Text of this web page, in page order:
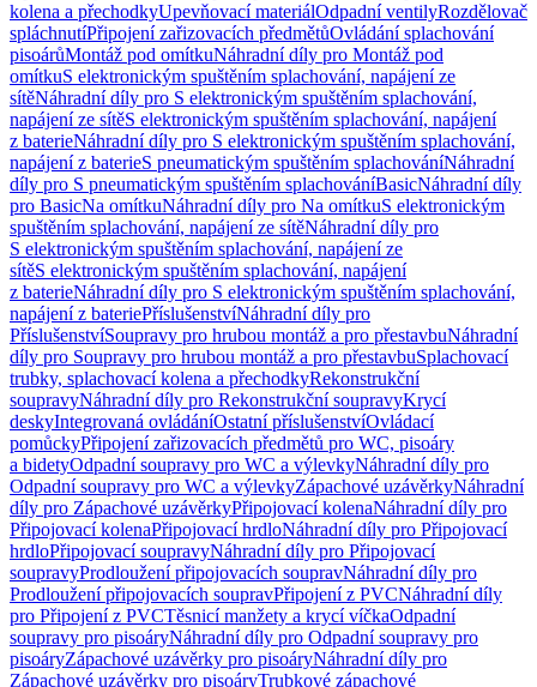
kolena a přechodkyUpevňovací materiálOdpadní ventilyRozdělovač
spláchnutíPřipojení zařizovacích předmětůOvládání splachování
pisoárůMontáž pod omítkuNáhradní díly pro Montáž pod
omítkuS elektronickým spuštěním splachování, napájení ze
sítěNáhradní díly pro S elektronickým spuštěním splachování,
napájení ze sítěS elektronickým spuštěním splachování, napájení
z baterieNáhradní díly pro S elektronickým spuštěním splachování,
napájení z baterieS pneumatickým spuštěním splachováníNáhradní
díly pro S pneumatickým spuštěním splachováníBasicNáhradní díly
pro BasicNa omítkuNáhradní díly pro Na omítkuS elektronickým
spuštěním splachování, napájení ze sítěNáhradní díly pro
S elektronickým spuštěním splachování, napájení ze
sítěS elektronickým spuštěním splachování, napájení
z baterieNáhradní díly pro S elektronickým spuštěním splachování,
napájení z bateriePříslušenstvíNáhradní díly pro
PříslušenstvíSoupravy pro hrubou montáž a pro přestavbuNáhradní
díly pro Soupravy pro hrubou montáž a pro přestavbuSplachovací
trubky, splachovací kolena a přechodkyRekonstrukční
soupravyNáhradní díly pro Rekonstrukční soupravyKrycí
deskyIntegrovaná ovládáníOstatní příslušenstvíOvládací
pomůckyPřipojení zařizovacích předmětů pro WC, pisoáry
a bidetyOdpadní soupravy pro WC a výlevkyNáhradní díly pro
Odpadní soupravy pro WC a výlevkyZápachové uzávěrkyNáhradní
díly pro Zápachové uzávěrkyPřipojovací kolenaNáhradní díly pro
Připojovací kolenaPřipojovací hrdloNáhradní díly pro Připojovací
hrdloPřipojovací soupravyNáhradní díly pro Připojovací
soupravyProdloužení připojovacích soupravNáhradní díly pro
Prodloužení připojovacích soupravPřipojení z PVCNáhradní díly
pro Připojení z PVCTěsnicí manžety a krycí víčkaOdpadní
soupravy pro pisoáryNáhradní díly pro Odpadní soupravy pro
pisoáryZápachové uzávěrky pro pisoáryNáhradní díly pro
Zápachové uzávěrky pro pisoáryTrubkové zápachové